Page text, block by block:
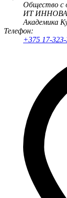
Общество с
ИТ
Академика
Телефон:
+375 17-